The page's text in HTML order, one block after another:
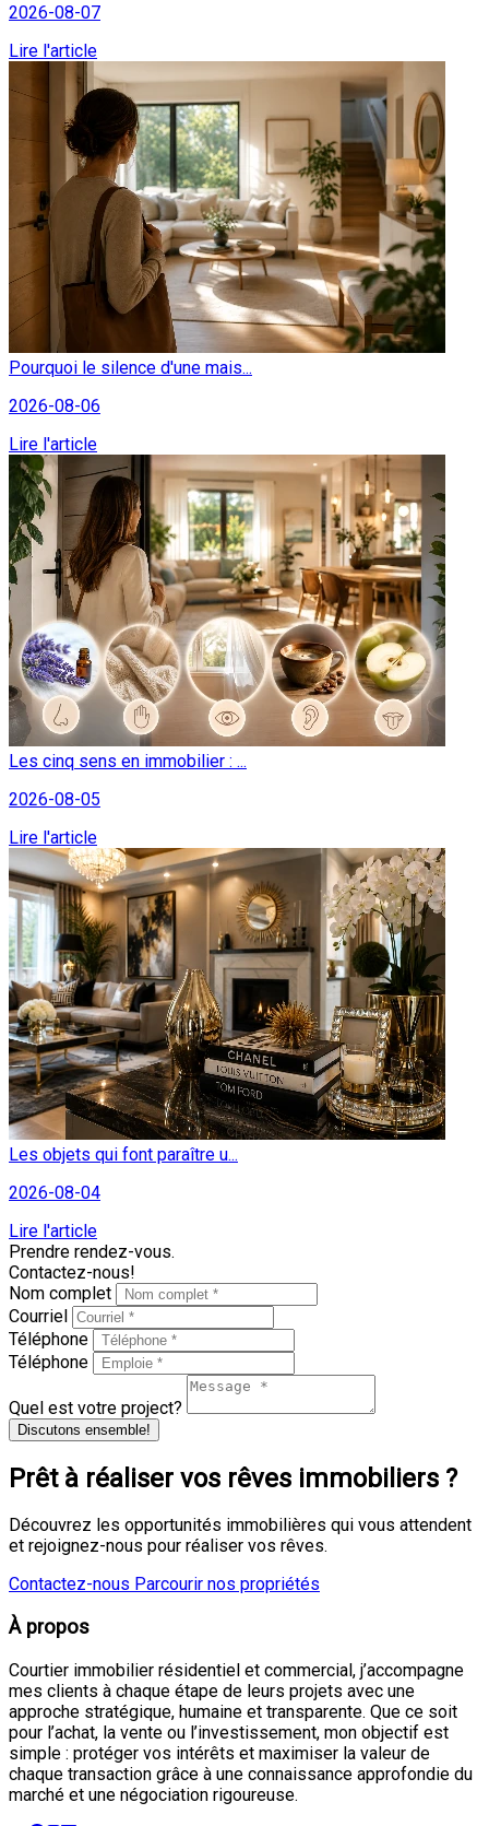
2026-08-07
Lire l'article
Pourquoi le silence d'une mais...
2026-08-06
Lire l'article
Les cinq sens en immobilier : ...
2026-08-05
Lire l'article
Les objets qui font paraître u...
2026-08-04
Lire l'article
Prendre rendez-vous.
Contactez-nous!
Nom complet
Courriel
Téléphone
Téléphone
Quel est votre project?
Discutons ensemble!
Prêt à réaliser vos rêves immobiliers ?
Découvrez les opportunités immobilières qui vous attendent
et rejoignez-nous pour réaliser vos rêves.
Contactez-nous Parcourir nos propriétés
À propos
Courtier immobilier résidentiel et commercial, j’accompagne
mes clients à chaque étape de leurs projets avec une
approche stratégique, humaine et transparente. Que ce soit
pour l’achat, la vente ou l’investissement, mon objectif est
simple : protéger vos intérêts et maximiser la valeur de
chaque transaction grâce à une connaissance approfondie du
marché et une négociation rigoureuse.